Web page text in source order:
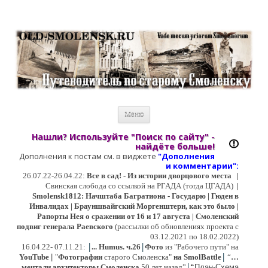
открытки, карты …
Меню
Нашли? Используйте "Поиск по сайту" -
найдёте больше!
Дополнения к постам см. в виджете "Дополнения
и комментарии":
26.07.22-26.04.22: Все в сад! - Из истории дворцового места
|
Свинская слобода со ссылкой на РГАДА (тогда ЦГАДА) |
Smolensk1812: Начштаба Багратиона - Государю | Гюден в
Инвалидах | Брауншвайгский Моргенштерн, как это было |
Рапорты Нея о сражении от 16 и 17 августа | Смоленский
подвиг генерала Раевского (рассылки об обновлениях проекта с
03.12.2021 по 18.02.2022)
16.04.22- 07.11.21: |... Humus. ч.26 |Фото из "Рабочего пути" на
YouTube
"Фотографии старого Смоленска" на SmolBattle | “…